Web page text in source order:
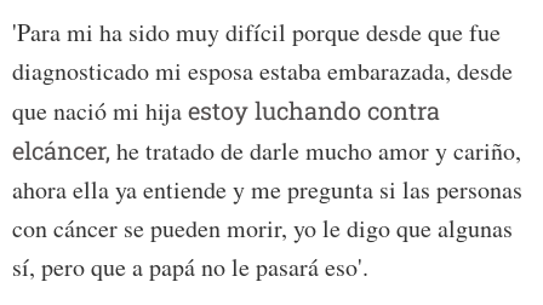
'Para mi ha sido muy difícil porque desde que fue
diagnosticado mi esposa estaba embarazada, desde
que nació mi hijaestoy luchando contra
elcáncer, he tratado de darle mucho amor y cariño,
ahora ella ya entiende y me pregunta si las personas
con cáncer se pueden morir, yo le digo que algunas
sí, pero que a papá no le pasará eso'.